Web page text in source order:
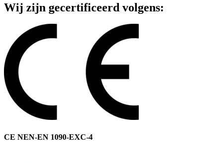
Wij zijn gecertificeerd volgens:
CE NEN-EN 1090-EXC-4